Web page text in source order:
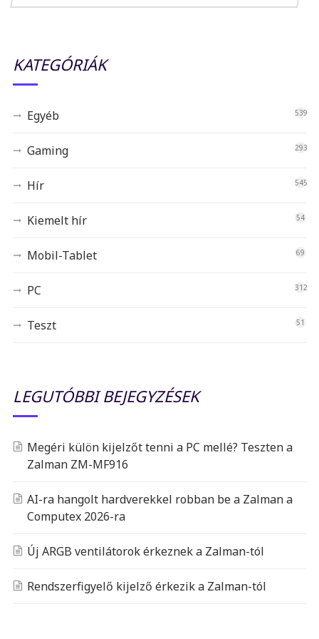
KATEGÓRIÁK
Egyéb 539
Gaming 293
Hír 545
Kiemelt hír 54
Mobil-Tablet 69
PC 312
Teszt 51
LEGUTÓBBI BEJEGYZÉSEK
Megéri külön kijelzőt tenni a PC mellé? Teszten a
Zalman ZM-MF916
AI-ra hangolt hardverekkel robban be a Zalman a
Computex 2026-ra
Új ARGB ventilátorok érkeznek a Zalman-tól
Rendszerfigyelő kijelző érkezik a Zalman-tól